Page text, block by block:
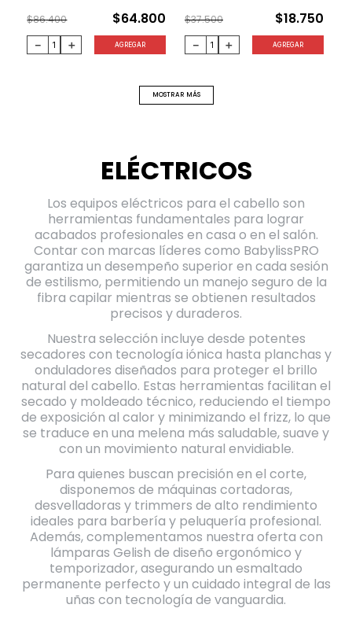
$86.400 $64.800
＋
－ AGREGAR
$37.500 $18.750
＋
－ AGREGAR
MOSTRAR MÁS
ELÉCTRICOS
Los equipos eléctricos para el cabello son
herramientas fundamentales para lograr
acabados profesionales en casa o en el salón.
Contar con marcas líderes como BabylissPRO
garantiza un desempeño superior en cada sesión
de estilismo, permitiendo un manejo seguro de la
fibra capilar mientras se obtienen resultados
precisos y duraderos.
Nuestra selección incluye desde potentes
secadores con tecnología iónica hasta planchas y
onduladores diseñados para proteger el brillo
natural del cabello. Estas herramientas facilitan el
secado y moldeado técnico, reduciendo el tiempo
de exposición al calor y minimizando el frizz, lo que
se traduce en una melena más saludable, suave y
con un movimiento natural envidiable.
Para quienes buscan precisión en el corte,
disponemos de máquinas cortadoras,
desvelladoras y trimmers de alto rendimiento
ideales para barbería y peluquería profesional.
Además, complementamos nuestra oferta con
lámparas Gelish de diseño ergonómico y
temporizador, asegurando un esmaltado
permanente perfecto y un cuidado integral de las
uñas con tecnología de vanguardia.